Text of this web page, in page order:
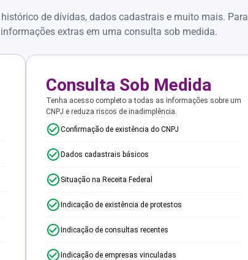
de dívidas, dados cadastrais e muito mais. Para
extras em uma consulta sob medida.
Consulta Sob Medida
Tenha acesso completo a todas as informações sobre um
CNPJ e reduza riscos de inadimplência.
Confirmação de existência do CNPJ
Dados cadastrais básicos
Situação na Receita Federal
Indicação de existência de protestos
Indicação de consultas recentes
Indicação de empresas vinculadas